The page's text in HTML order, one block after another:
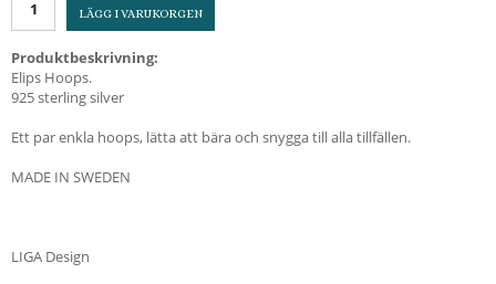
LÄGG I VARUKORGEN
Produktbeskrivning:
Elips Hoops.
925 sterling silver
Ett par enkla hoops, lätta att bära och snygga till alla tillfällen.
MADE IN SWEDEN
LIGA Design